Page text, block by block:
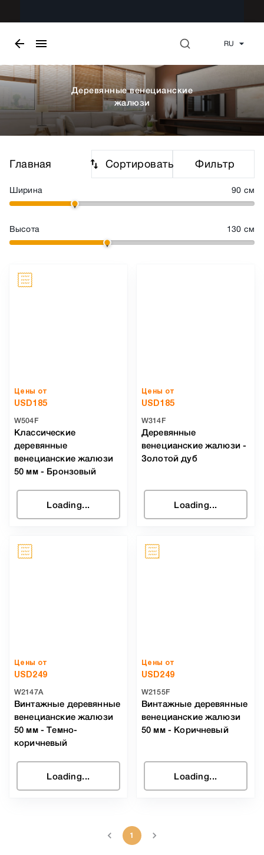
RU
Деревянные венецианские
жалюзи
Главная Сортировать Фильтр
Ширина 90 см
Высота 130 см
Цены от
USD185
W504F
Классические
деревянные
венецианские жалюзи
50 мм- Бронзовый
Loading...
Цены от
USD185
W314F
Деревянные
венецианские жалюзи -
Золотой дуб
Loading...
Цены от
USD249
W2147A
Винтажные деревянные
венецианские жалюзи
50 мм-Темно-
коричневый
Loading...
Цены от
USD249
W2155F
Винтажные деревянные
венецианские жалюзи
50 мм- Коричневый
Loading...
1